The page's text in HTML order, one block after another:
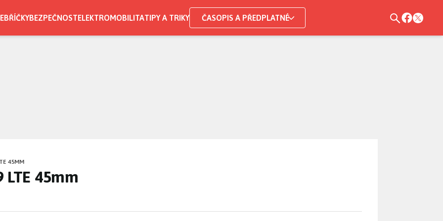
BEZPEČNOSTELEKTROMOBILITATIPY A TRIKY ČASOPIS A PŘEDPLATNÉ
45MM
LTE 45mm